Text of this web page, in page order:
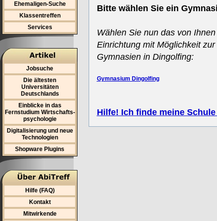
Ehemaligen-Suche
Klassentreffen
Services
Jobsuche
Die ältesten
Universitäten
Deutschlands
Einblicke in das
Fernstudium Wirtschafts-
psychologie
Digitalisierung und neue
Technologien
Shopware Plugins
Hilfe (FAQ)
Kontakt
Mitwirkende
Bitte wählen Sie ein
Wählen Sie nun das von
Einrichtung mit Möglichkeit
Gymnasien in Dingolfing:
Gymnasium Dingolfing
Hilfe! Ich finde meine